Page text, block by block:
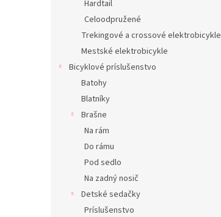
Hardtail
Celoodpružené
Trekingové a crossové elektrobicykle
Mestské elektrobicykle
Bicyklové príslušenstvo
Batohy
Blatníky
Brašne
Na rám
Do rámu
Pod sedlo
Na zadný nosič
Detské sedačky
Príslušenstvo